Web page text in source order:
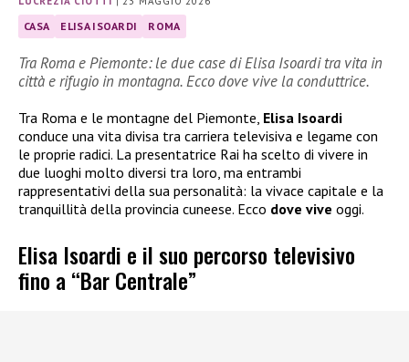
CASA ELISA ISOARDI ROMA
Tra Roma e Piemonte: le due case di Elisa Isoardi tra vita in
città e rifugio in montagna. Ecco dove vive la conduttrice.
Tra Roma e le montagne del Piemonte, Elisa Isoardi
conduce una vita divisa tra carriera televisiva e legame con
le proprie radici. La presentatrice Rai ha scelto di vivere in
due luoghi molto diversi tra loro, ma entrambi
rappresentativi della sua personalità: la vivace capitale e la
tranquillità della provincia cuneese. Ecco dove vive oggi.
Elisa Isoardi e il suo percorso televisivo
fino a “Bar Centrale”